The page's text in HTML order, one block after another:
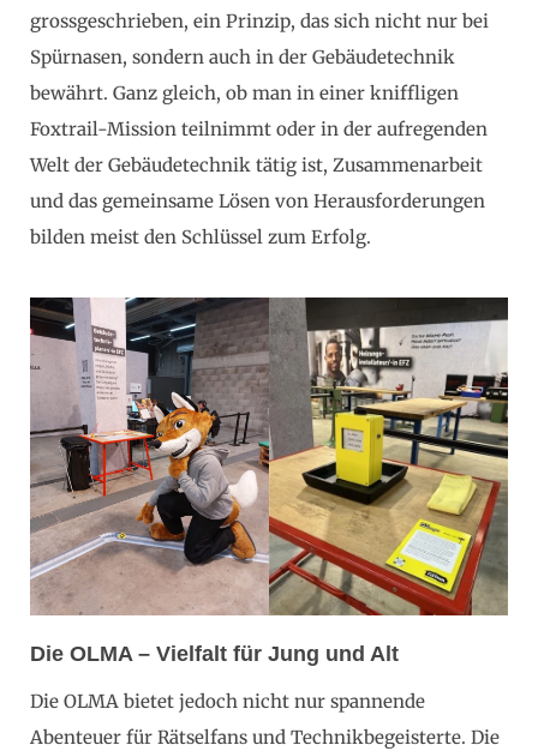
grossgeschrieben, ein Prinzip, das sich nicht nur bei
Spürnasen, sondern auch in der Gebäudetechnik
bewährt. Ganz gleich, ob man in einer kniffligen
Foxtrail-Mission teilnimmt oder in der aufregenden
Welt der Gebäudetechnik tätig ist, Zusammenarbeit
und das gemeinsame Lösen von Herausforderungen
bilden meist den Schlüssel zum Erfolg.
Die OLMA – Vielfalt für Jung und Alt
Die OLMA bietet jedoch nicht nur spannende
Abenteuer für Rätselfans und Technikbegeisterte. Die